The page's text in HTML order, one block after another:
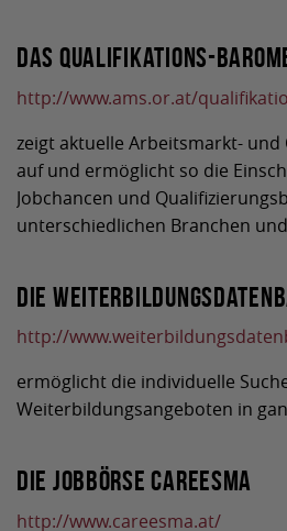
Das Qualifikations-
http://www.ams.or.at/
zeigt aktuelle Arbeitsmarkt-
auf und ermöglicht so die
Jobchancen und
unterschiedlichen Branchen
Die
http://
ermöglicht die individuelle
Weiterbildungsangeboten in
Die Jobbörse Careesma
http://www.careesma.at/